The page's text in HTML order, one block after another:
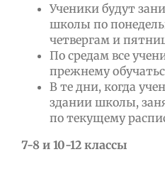
Ученики будут
школы по
четвергам и
По средам все
прежнему
В те дни, когда
здании школы,
по текущему
7-8 и 10-12классы